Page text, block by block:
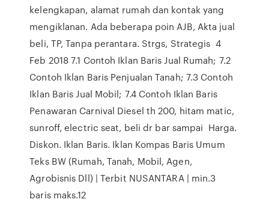
kelengkapan, alamat rumah dan kontak yang
mengiklanan. Ada beberapa poin AJB, Akta jual
beli, TP, Tanpa perantara. Strgs, Strategis 4
Feb 2018 7.1 Contoh Iklan Baris Jual Rumah; 7.2
Contoh Iklan Baris Penjualan Tanah; 7.3 Contoh
Iklan Baris Jual Mobil; 7.4 Contoh Iklan Baris
Penawaran Carnival Diesel th 200, hitam matic,
sunroff, electric seat, beli dr bar sampai Harga.
Diskon. Iklan Baris. Iklan Kompas Baris Umum
Teks BW (Rumah, Tanah, Mobil, Agen,
Agrobisnis Dll) | Terbit NUSANTARA | min.3
baris maks.12